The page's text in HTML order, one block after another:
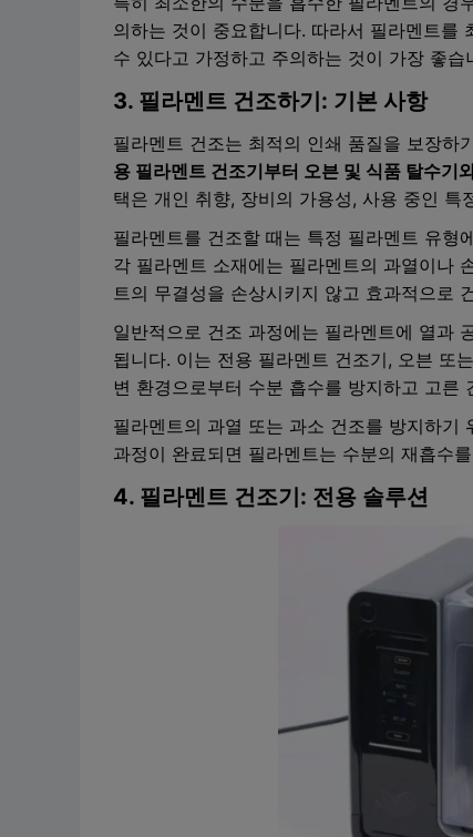
의하는 것이 중요합니다. 따라서 필라멘트를
수 있다고 가정하고 주의하는 것이 가장 좋습
3. 필라멘트 건조하기: 기본 사항
필라멘트 건조는 최적의 인쇄 품질을 보장하
용 필라멘트 건조기부터 오븐 및 식품 탈수기
택은 개인 취향, 장비의 가용성, 사용 중인 특
필라멘트를 건조할 때는 특정 필라멘트 유형
각 필라멘트 소재에는 필라멘트의 과열이나
트의 무결성을 손상시키지 않고 효과적으로
일반적으로 건조 과정에는 필라멘트에 열과
됩니다. 이는 전용 필라멘트 건조기, 오븐 또
변 환경으로부터 수분 흡수를 방지하고 고른
필라멘트의 과열 또는 과소 건조를 방지하기
과정이 완료되면 필라멘트는 수분의 재흡수
4. 필라멘트 건조기: 전용 솔루션